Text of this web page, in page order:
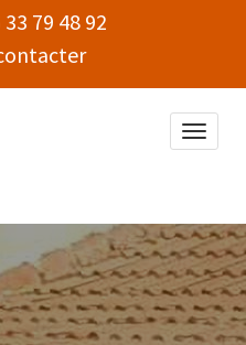
33 79 48 92
Toggle